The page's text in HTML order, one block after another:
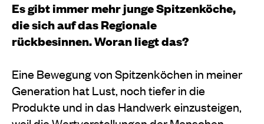
Es gibt immer mehr junge Spitzenköche,
die sich auf das Regionale
rückbesinnen. Woran liegt das?
Eine Bewegung von Spitzenköchen in meiner
Generation hat Lust, noch tiefer in die
Produkte und in das Handwerk einzusteigen,